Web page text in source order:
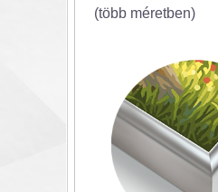
(több méretben)